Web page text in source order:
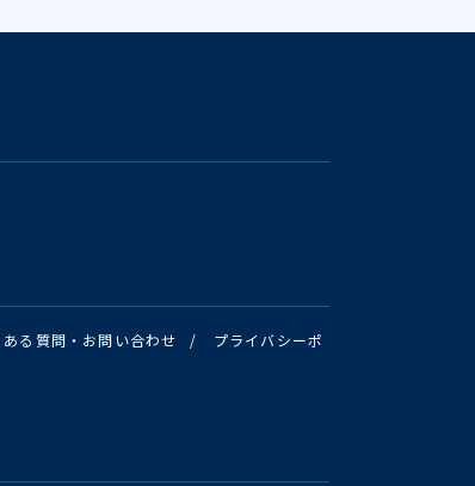
ある質問・お問い合わせ /
プライバシーポ